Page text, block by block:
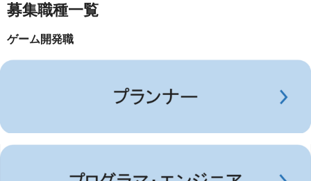
募集職種一覧
ゲーム開発職